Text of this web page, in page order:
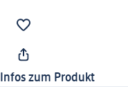
Infos zum Produkt